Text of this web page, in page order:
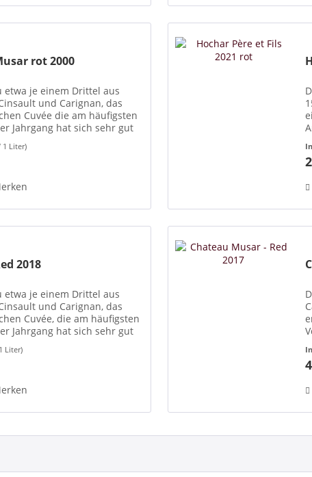
rot 2000
etwa je einem Drittel aus
und Carignan, das
Cuvée die am häufigsten
Jahrgang hat sich sehr gut
1 Liter)
2018
etwa je einem Drittel aus
und Carignan, das
Cuvée, die am häufigsten
Jahrgang hat sich sehr gut
Liter)